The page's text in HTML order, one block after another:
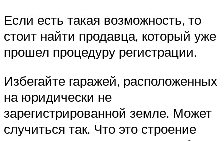
Если есть такая возможность, то
стоит найти продавца, который уже
прошел процедуру регистрации.
Избегайте гаражей, расположенных
на юридически не
зарегистрированной земле. Может
случиться так. Что это строение